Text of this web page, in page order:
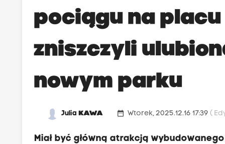
pociągu na
zniszczyli
nowym parku
JuliaKAWA date_range Wtorek, 2025.12.16 17:39(
Miał być główną atrakcją